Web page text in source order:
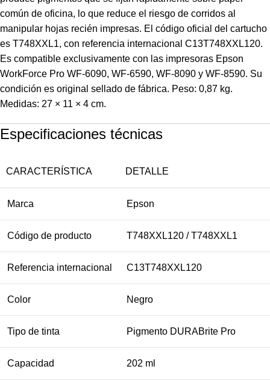
común de oficina, lo que reduce el riesgo de corridos al
manipular hojas recién impresas. El código oficial del cartucho
es T748XXL1, con referencia internacional C13T748XXL120.
Es compatible exclusivamente con las impresoras Epson
WorkForce Pro WF-6090, WF-6590, WF-8090 y WF-8590. Su
condición es original sellado de fábrica. Peso: 0,87 kg.
Medidas: 27 × 11 × 4 cm.
Especificaciones técnicas
CARACTERÍSTICA DETALLE
Marca Epson
Código de producto T748XXL120 / T748XXL1
Referencia internacional C13T748XXL120
Color Negro
Tipo de tinta Pigmento DURABrite Pro
Capacidad 202 ml